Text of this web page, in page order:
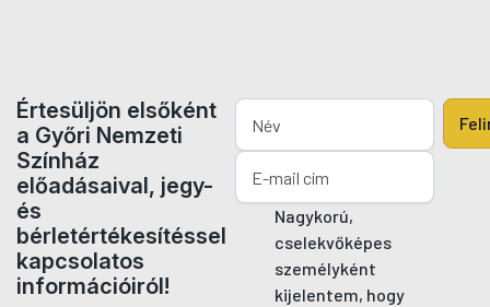
Értesüljön elsőként
a Győri Nemzeti
Színház
előadásaival, jegy-
és
bérletértékesítéssel
kapcsolatos
információiról!
Nagykorú,
cselekvőképes
személyként
kijelentem, hogy